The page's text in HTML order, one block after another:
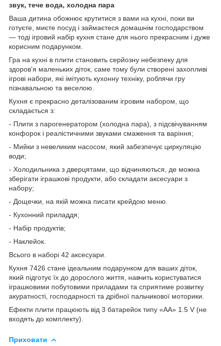
звук, тече вода, холодна пара
Ваша дитина обожнює крутитися з вами на кухні, поки ви
готуєте, миєте посуд і займаєтеся домашнім господарством
— тоді ігровий набір кухня стане для нього прекрасним і дуже
корисним подарунком.
Гра на кухні в плити становить серйозну небезпеку для
здоров'я маленьких діток, саме тому були створені захопливі
ігрові набори, які імітують кухонну техніку, роблячи гру
пізнавальною та веселою.
Кухня є прекрасно деталізованим ігровим набором, що
складається з:
- Плити з парогенератором (холодна пара), з підсвічуванням
конфорок і реалістичними звуками смаження та варіння;
- Мийки з невеликим насосом, який забезпечує циркуляцію
води;
- Холодильника з дверцятами, що відчиняються, де можна
зберігати іграшкові продукти, або складати аксесуари з
набору;
- Дощечки, на якій можна писати крейдою меню.
- Кухонний приладдя;
- Набір продуктів;
- Наклейок.
Всього в наборі 42 аксесуари.
Кухня 7426 стане ідеальним подарунком для ваших діток,
який підготує їх до дорослого життя, навчить користуватися
іграшковими побутовими приладами та сприятиме розвитку
акуратності, господарності та дрібної пальчикової моторики.
Ефекти плити працюють від 3 батарейок типу «АА» 1.5 V (не
входять до комплекту).
Приховати